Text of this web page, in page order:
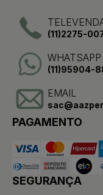
(11)2275-
WHATSAPP
(11)95904-
EMAIL
PAGAMENTO
SEGURANÇA